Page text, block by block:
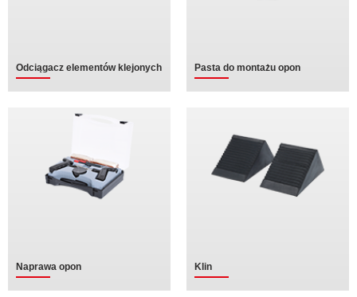
Odciągacz elementów klejonych Pasta do montażu opon
Naprawa opon Klin